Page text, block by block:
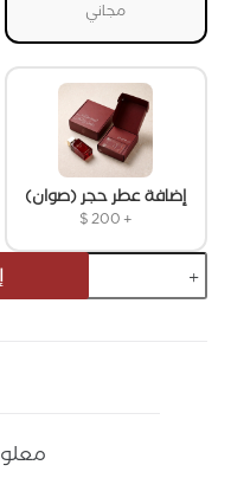
مجاني
إضافة عطر حجر (صوان)
+
$200